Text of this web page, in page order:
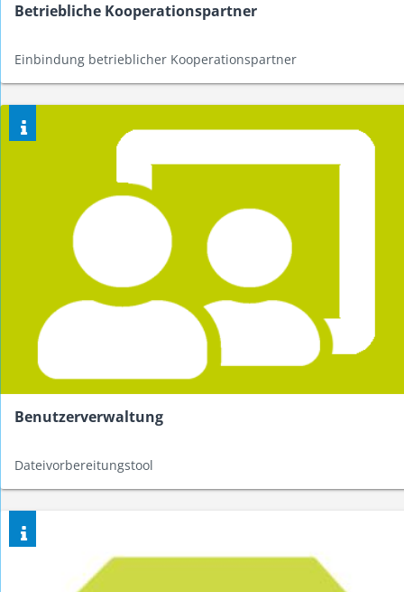
Betriebliche Kooperationspartner
Einbindung betrieblicher Kooperationspartner
Benutzerverwaltung
Dateivorbereitungstool